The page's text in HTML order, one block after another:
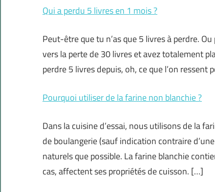
Qui a perdu 5 livres en 1 mois ?
Peut-être que tu n’as que 5 livres à perdre.
vers la perte de 30 livres et avez totalement
perdre 5 livres depuis, oh, ce que l’on
Pourquoi utiliser de la farine non blanchie ?
Dans la cuisine d’essai, nous utilisons de la
de boulangerie (sauf indication contraire
naturels que possible. La farine blanchie
cas, affectent ses propriétés de cuisson. […]